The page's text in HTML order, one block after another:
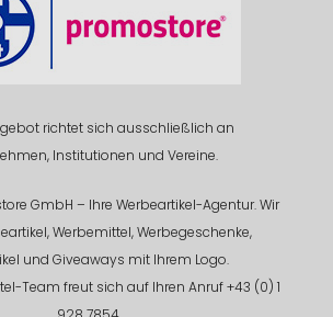
richtet sich ausschließlich an
Institutionen und Vereine.
GmbH – Ihre Werbeartikel-Agentur. Wir
Werbemittel, Werbegeschenke,
und Giveaways mit Ihrem Logo.
Team freut sich auf Ihren Anruf +43 (0) 1